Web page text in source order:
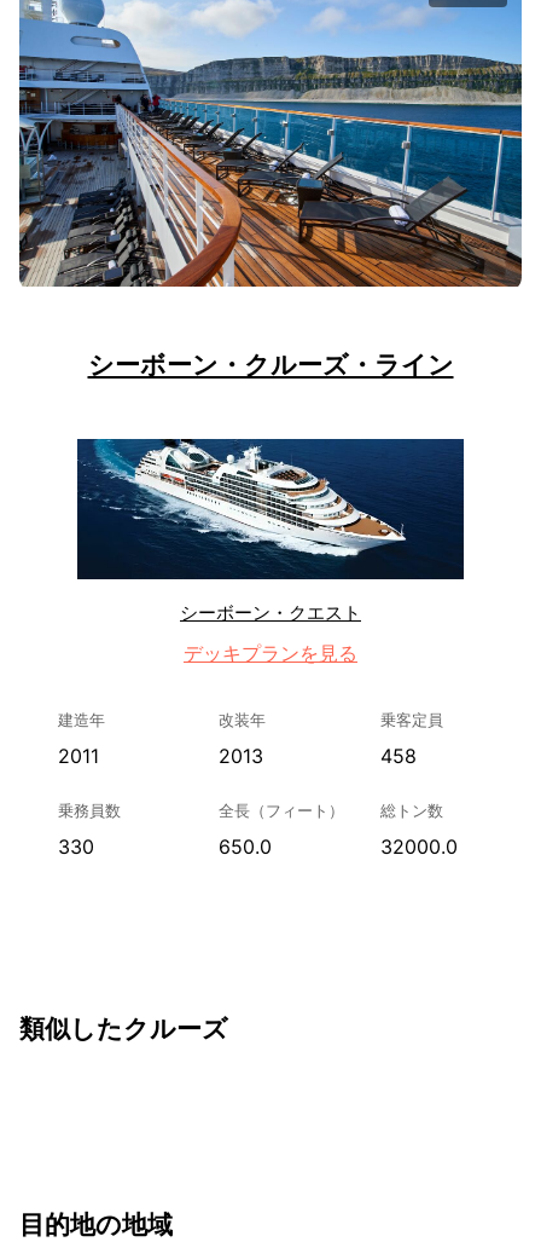
シーボーン・クルーズ・ライン
シーボーン・クエスト
デッキプランを見る
建造年
2011
改装年
2013
乗客定員
458
乗務員数
330
全長（フィート）
650.0
総トン数
32000.0
類似したクルーズ
目的地の地域